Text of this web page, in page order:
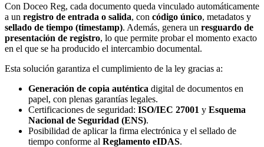
Con Doceo Reg, cada documento queda vinculado automáticamente
a un registro de entrada o salida, con código único, metadatos y
sellado de tiempo (timestamp). Además, genera un resguardo de
presentación de registro, lo que permite probar el momento exacto
en el que se ha producido el intercambio documental.
Esta solución garantiza el cumplimiento de la ley gracias a:
Generación de copia auténtica digital de documentos en
papel, con plenas garantías legales.
Certificaciones de seguridad: ISO/IEC 27001 y Esquema
Nacional de Seguridad (ENS).
Posibilidad de aplicar la firma electrónica y el sellado de
tiempo conforme al Reglamento eIDAS.